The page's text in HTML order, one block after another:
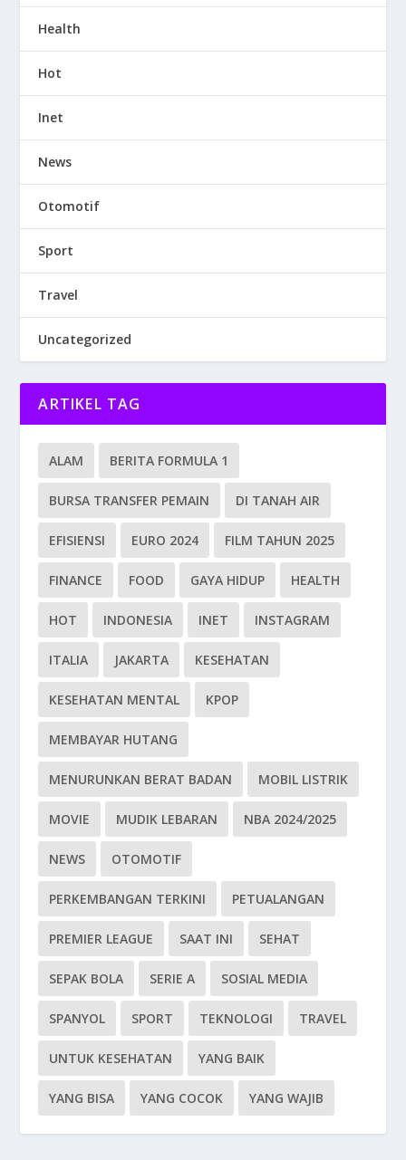
Health
Hot
Inet
News
Otomotif
Sport
Travel
Uncategorized
ARTIKEL TAG
ALAM BERITA FORMULA 1
BURSA TRANSFER PEMAIN DI TANAH AIR
EFISIENSI EURO 2024 FILM TAHUN 2025
FINANCE FOOD GAYA HIDUP HEALTH
HOT INDONESIA INET INSTAGRAM
ITALIA JAKARTA KESEHATAN
KESEHATAN MENTAL KPOP
MEMBAYAR HUTANG
MENURUNKAN BERAT BADAN MOBIL LISTRIK
MOVIE MUDIK LEBARAN NBA 2024/2025
NEWS OTOMOTIF
PERKEMBANGAN TERKINI PETUALANGAN
PREMIER LEAGUE SAAT INI SEHAT
SEPAK BOLA SERIE A SOSIAL MEDIA
SPANYOL SPORT TEKNOLOGI TRAVEL
UNTUK KESEHATAN YANG BAIK
YANG BISA YANG COCOK YANG WAJIB